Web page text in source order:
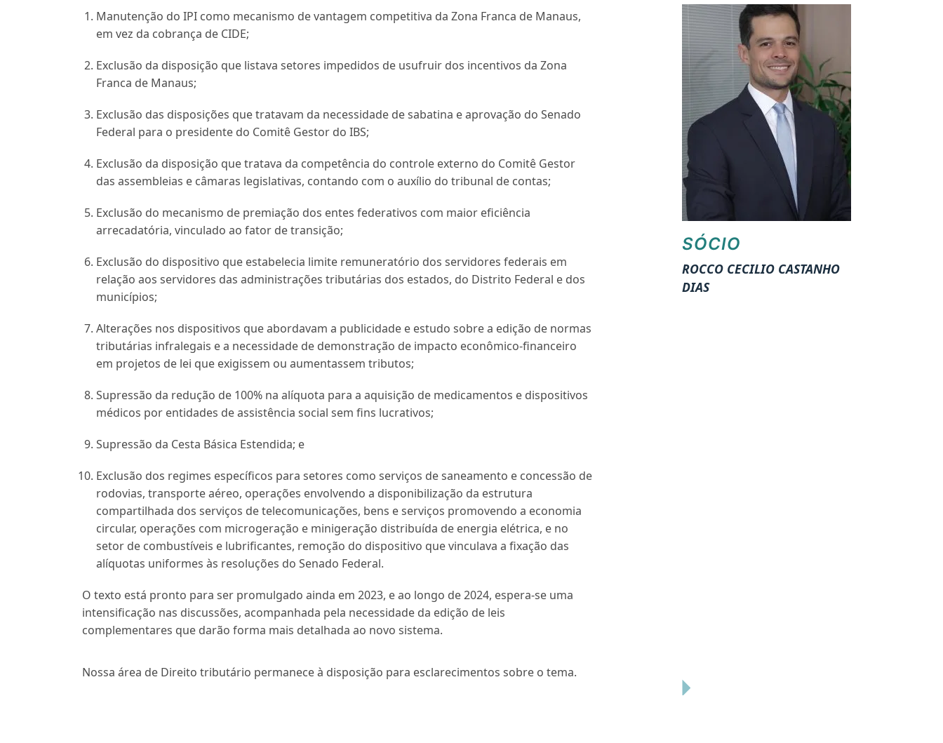
Manutenção do IPI como mecanismo de vantagem competitiva da Zona Franca de Manaus,
em vez da cobrança de CIDE;
Exclusão da disposição que listava setores impedidos de usufruir dos incentivos da Zona
Franca de Manaus;
Exclusão das disposições que tratavam da necessidade de sabatina e aprovação do Senado
Federal para o presidente do Comitê Gestor do IBS;
Exclusão da disposição que tratava da competência do controle externo do Comitê Gestor
das assembleias e câmaras legislativas, contando com o auxílio do tribunal de contas;
Exclusão do mecanismo de premiação dos entes federativos com maior eficiência
arrecadatória, vinculado ao fator de transição;
Exclusão do dispositivo que estabelecia limite remuneratório dos servidores federais em
relação aos servidores das administrações tributárias dos estados, do Distrito Federal e dos
municípios;
Alterações nos dispositivos que abordavam a publicidade e estudo sobre a edição de normas
tributárias infralegais e a necessidade de demonstração de impacto econômico-financeiro
em projetos de lei que exigissem ou aumentassem tributos;
Supressão da redução de 100% na alíquota para a aquisição de medicamentos e dispositivos
médicos por entidades de assistência social sem fins lucrativos;
Supressão da Cesta Básica Estendida; e
Exclusão dos regimes específicos para setores como serviços de saneamento e concessão de
rodovias, transporte aéreo, operações envolvendo a disponibilização da estrutura
compartilhada dos serviços de telecomunicações, bens e serviços promovendo a economia
circular, operações com microgeração e minigeração distribuída de energia elétrica, e no
setor de combustíveis e lubrificantes, remoção do dispositivo que vinculava a fixação das
alíquotas uniformes às resoluções do Senado Federal.
O texto está pronto para ser promulgado ainda em 2023, e ao longo de 2024, espera-se uma
intensificação nas discussões, acompanhada pela necessidade da edição de leis
complementares que darão forma mais detalhada ao novo sistema.
Nossa área de Direito tributário permanece à disposição para esclarecimentos sobre o tema.
SÓCIO
ROCCO CECILIO CASTANHO
DIAS